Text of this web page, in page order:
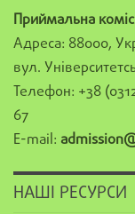
Приймальна
Адреса: 88000,
вул.
Телефон: +38
67
E-mail:
НАШІ РЕСУРСИ